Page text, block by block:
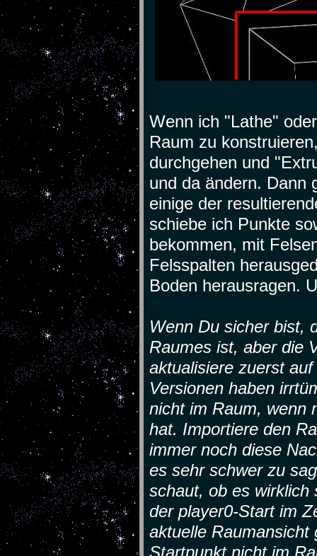
Wenn ich "Lathe"
Raum zu
durchgehen und
und da ändern. Dann
einige der
schiebe ich Punkte
bekommen, mit
Felsspalten
Boden herausragen.
Wenn Du sicher bist,
Raumes ist, aber die
aktualisiere zuerst
Versionen haben
nicht im Raum, wenn
hat. Importiere den
immer noch diese
es sehr schwer zu
schaut, ob es wirklich
der player0-Start im
aktuelle Raumansicht
Startpunkt nicht im